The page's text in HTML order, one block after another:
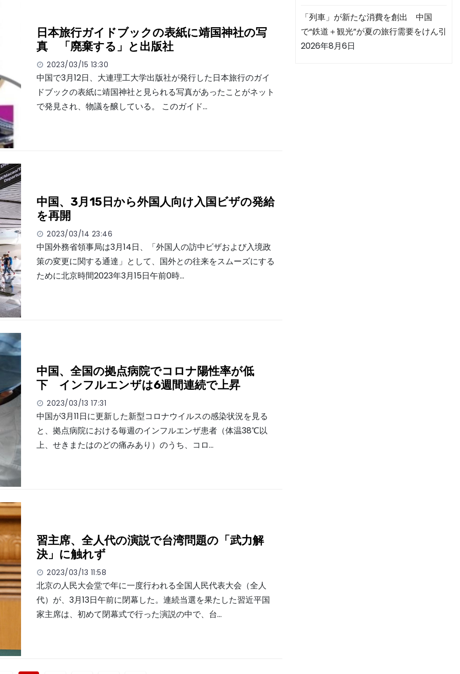
日本旅行ガイドブックの表紙に靖国神社の写
真 「廃棄する」と出版社
2023/03/15 13:30
中国で3月12日、大連理工大学出版社が発行した日本旅行のガイ
ドブックの表紙に靖国神社と見られる写真があったことがネット
で発見され、物議を醸している。 このガイド…
中国、3月15日から外国人向け入国ビザの発給
を再開
2023/03/14 23:46
中国外務省領事局は3月14日、「外国人の訪中ビザおよび入境政
策の変更に関する通達」として、国外との往来をスムーズにする
ために北京時間2023年3月15日午前0時…
中国、全国の拠点病院でコロナ陽性率が低
下 インフルエンザは6週間連続で上昇
2023/03/13 17:31
中国が3月11日に更新した新型コロナウイルスの感染状況を見る
と、拠点病院における毎週のインフルエンザ患者（体温38℃以
上、せきまたはのどの痛みあり）のうち、コロ…
習主席、全人代の演説で台湾問題の「武力解
決」に触れず
2023/03/13 11:58
北京の人民大会堂で年に一度行われる全国人民代表大会（全人
代）が、3月13日午前に閉幕した。連続当選を果たした習近平国
家主席は、初めて閉幕式で行った演説の中で、台…
「列車」が新たな消費を創出 中国
で“鉄道＋観光”が夏の旅行需要をけん引
2026年8月6日